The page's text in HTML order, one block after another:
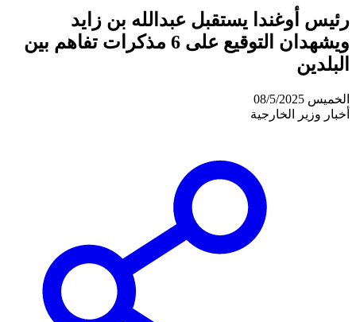
رئيس أوغندا يستقبل عبدالله بن زايد
ويشهدان التوقيع على 6 مذكرات تفاهم بين
البلدين
الخميس 08/5/2025
أخبار وزير الخارجية